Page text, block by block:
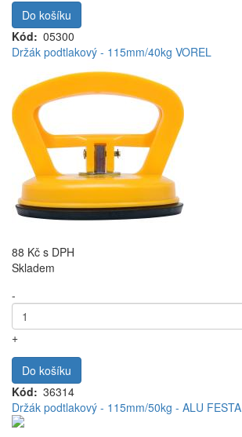
Do košíku
Kód
05300
Držák podtlakový - 115mm/40kg VOREL
88 Kč s DPH
Skladem
-
+
Do košíku
Kód
36314
Držák podtlakový - 115mm/50kg - ALU FESTA